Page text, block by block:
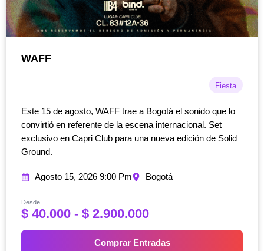
WAFF
Fiesta
Este 15 de agosto, WAFF trae a Bogotá el sonido que lo
convirtió en referente de la escena internacional. Set
exclusivo en Capri Club para una nueva edición de Solid
Ground.
Agosto 15, 2026 9:00 Pm Bogotá
Desde
$40.000 - $2.900.000R
n
Comprar Entradas